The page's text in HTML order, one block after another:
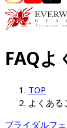
FAQよ
TOP
よくある
ブライダルフ